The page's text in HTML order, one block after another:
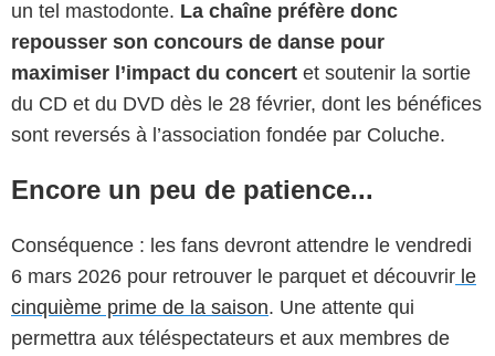
un tel mastodonte. La chaîne préfère donc
repousser son concours de danse pour
maximiser l’impact du concert et soutenir la sortie
du CD et du DVD dès le 28 février, dont les bénéfices
sont reversés à l’association fondée par Coluche.
Encore un peu de patience...
Conséquence : les fans devront attendre le vendredi
6 mars 2026 pour retrouver le parquet et découvrir le
cinquième prime de la saison. Une attente qui
permettra aux téléspectateurs et aux membres de